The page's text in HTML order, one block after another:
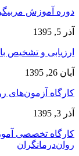
دوره آموزش
آذر 5, 1395
ارزیابی و تشخیص
آبان 26, 1395
کارگاه آزمون‌های
آذر 3, 1395
روان‌درمانگران